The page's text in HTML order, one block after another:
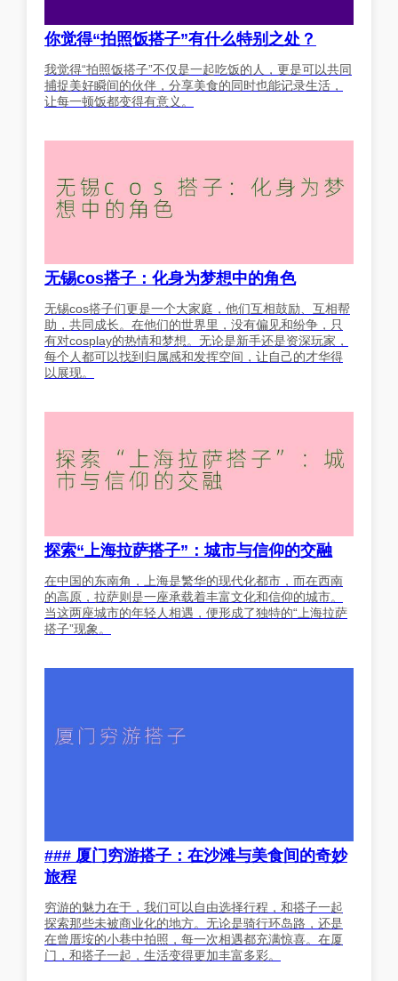
你觉得“拍照饭搭子”有什么特别之处？
我觉得“拍照饭搭子”不仅是一起吃饭的人，更是可以共同
捕捉美好瞬间的伙伴，分享美食的同时也能记录生活，
让每一顿饭都变得有意义。
无锡cos搭子：化身为梦想中的角色
无锡cos搭子们更是一个大家庭，他们互相鼓励、互相帮
助，共同成长。在他们的世界里，没有偏见和纷争，只
有对cosplay的热情和梦想。无论是新手还是资深玩家，
每个人都可以找到归属感和发挥空间，让自己的才华得
以展现。
探索“上海拉萨搭子”：城市与信仰的交融
在中国的东南角，上海是繁华的现代化都市，而在西南
的高原，拉萨则是一座承载着丰富文化和信仰的城市。
当这两座城市的年轻人相遇，便形成了独特的“上海拉萨
搭子”现象。
### 厦门穷游搭子：在沙滩与美食间的奇妙
旅程
穷游的魅力在于，我们可以自由选择行程，和搭子一起
探索那些未被商业化的地方。无论是骑行环岛路，还是
在曾厝垵的小巷中拍照，每一次相遇都充满惊喜。在厦
门，和搭子一起，生活变得更加丰富多彩。